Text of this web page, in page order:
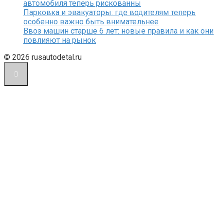
автомобиля теперь рискованны
Парковка и эвакуаторы: где водителям теперь
особенно важно быть внимательнее
Ввоз машин старше 6 лет: новые правила и как они
повлияют на рынок
© 2026 rusautodetal.ru